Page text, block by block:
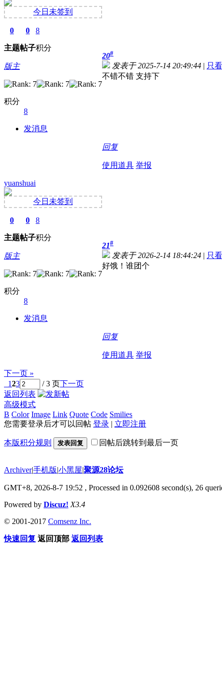
今日未签到
0
主题
0
帖子
8
积分
版主
积分
8
发消息
20#
发表于 2025-7-14 20:49:44 | 只
不错不错 支持下
回复
使用道具 举报
yuanshuai
今日未签到
0
主题
0
帖子
8
积分
版主
积分
8
发消息
21#
发表于 2026-2-14 18:44:24 | 只
好饿！谁团个
回复
使用道具 举报
下一页 »
123 / 3 页下一页
返回列表
高级模式
B Color Image Link Quote Code Smilies
您需要登录后才可以回帖 登录 | 立即注册
本版积分规则 发表回复 回帖后跳转到最后一页
Archiver|手机版|小黑屋|聚源28论坛
GMT+8, 2026-8-7 19:52 , Processed in 0.092608 second(s), 26
Powered by Discuz! X3.4
© 2001-2017 Comsenz Inc.
快速回复 返回顶部 返回列表